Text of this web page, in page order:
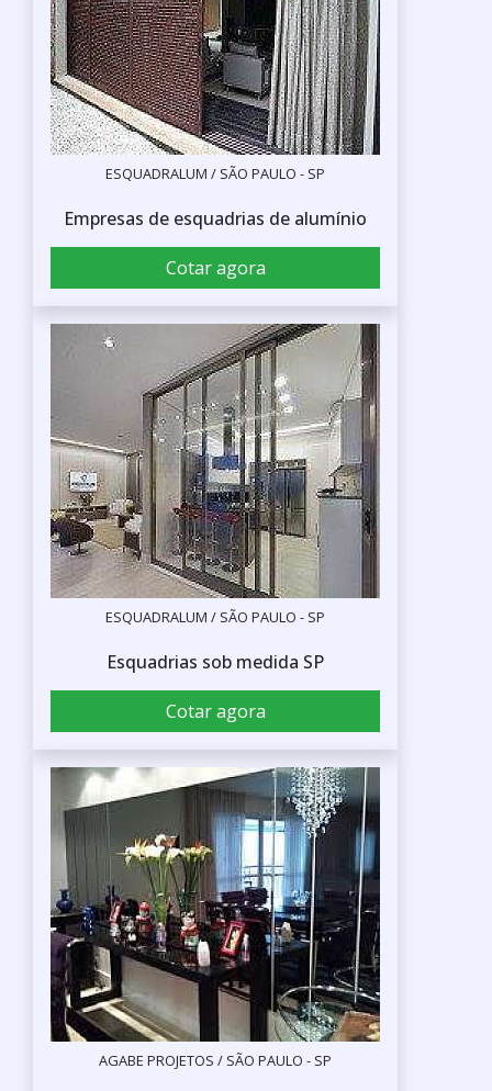
ESQUADRALUM / SÃO PAULO - SP
Empresas de esquadrias de alumínio
Cotar agora
ESQUADRALUM / SÃO PAULO - SP
Esquadrias sob medida SP
Cotar agora
AGABE PROJETOS / SÃO PAULO - SP